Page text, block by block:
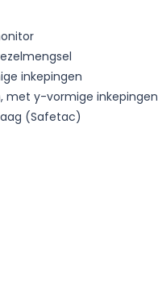
inkepingen
met y-vormige inkepingen
(Safetac)